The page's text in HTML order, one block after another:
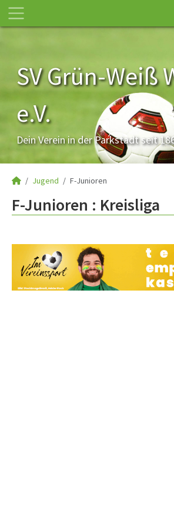
SV Grün-Weiß
e.V.
Dein Verein in der Parkstadt seit
Jugend F-Junioren
F-Junioren : Kreisliga